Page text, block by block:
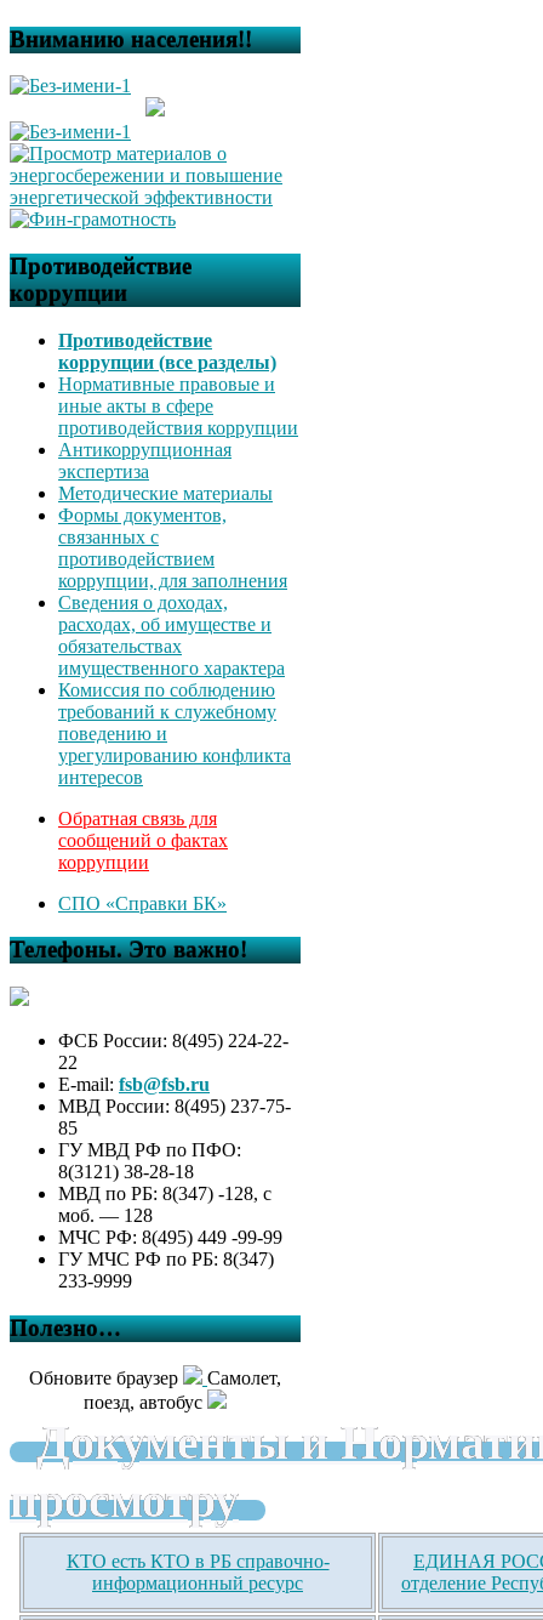
Вниманию населения!!
Противодействие
коррупции
Противодействие
коррупции (все разделы)
Нормативные правовые и
иные акты в сфере
противодействия коррупции
Антикоррупционная
экспертиза
Методические материалы
Формы документов,
связанных с
противодействием
коррупции, для заполнения
Сведения о доходах,
расходах, об имуществе и
обязательствах
имущественного характера
Комиссия по соблюдению
требований к служебному
поведению и
урегулированию конфликта
интересов
Обратная связь для
сообщений о фактах
коррупции
СПО «Справки БК»
Телефоны. Это важно!
ФСБ России: 8(495) 224-22-
22
E-mail: fsb@fsb.ru
МВД России: 8(495) 237-75-
85
ГУ МВД РФ по ПФО:
8(3121) 38-28-18
МВД по РБ: 8(347) -128, с
моб. — 128
МЧС РФ: 8(495) 449 -99-99
ГУ МЧС РФ по РБ: 8(347)
233-9999
Полезно…
Обновите браузер
Самолет,
поезд, автобус
Документы и
просмотру
КТО есть КТО в РБ справочно-
информационный ресурс
ЕДИНАЯ
отделение